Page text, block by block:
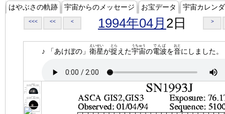
はやぶさの軌跡 宇宙からのメッセージ お宝データ 宇宙カレン
<<< << < 1994年04月 2日 >
♪ 「あけぼの」 衛星
えいせい
が捉
とら
えた宇宙
うちゅう
の電波
でんぱ
を音
おと
にしました。